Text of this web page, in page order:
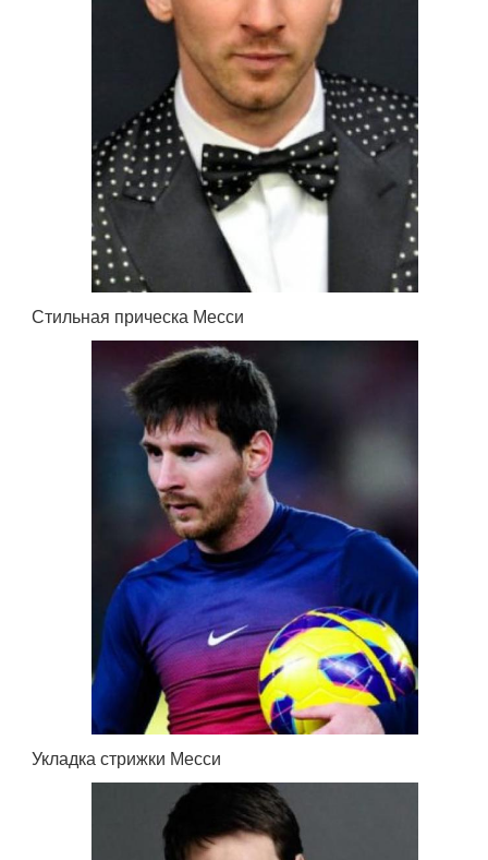
Стильная прическа Месси
Укладка стрижки Месси